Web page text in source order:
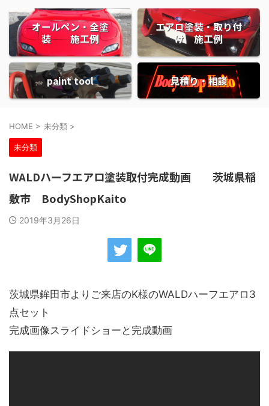
オールペン・全塗
装 施工例
エアロ塗装・取り付
け 施工例
paint tool 見積り・相談
HOME > 未分類 >
未分類
WALDハーフエアロ塗装取付完成動画 茨城県稲
敷市 BodyShopKaito
2019年3月26日
茨城県鉾田市よりご来店のK様のWALDハーフエアロ3
点セット
完成画像スライドショーと完成動画